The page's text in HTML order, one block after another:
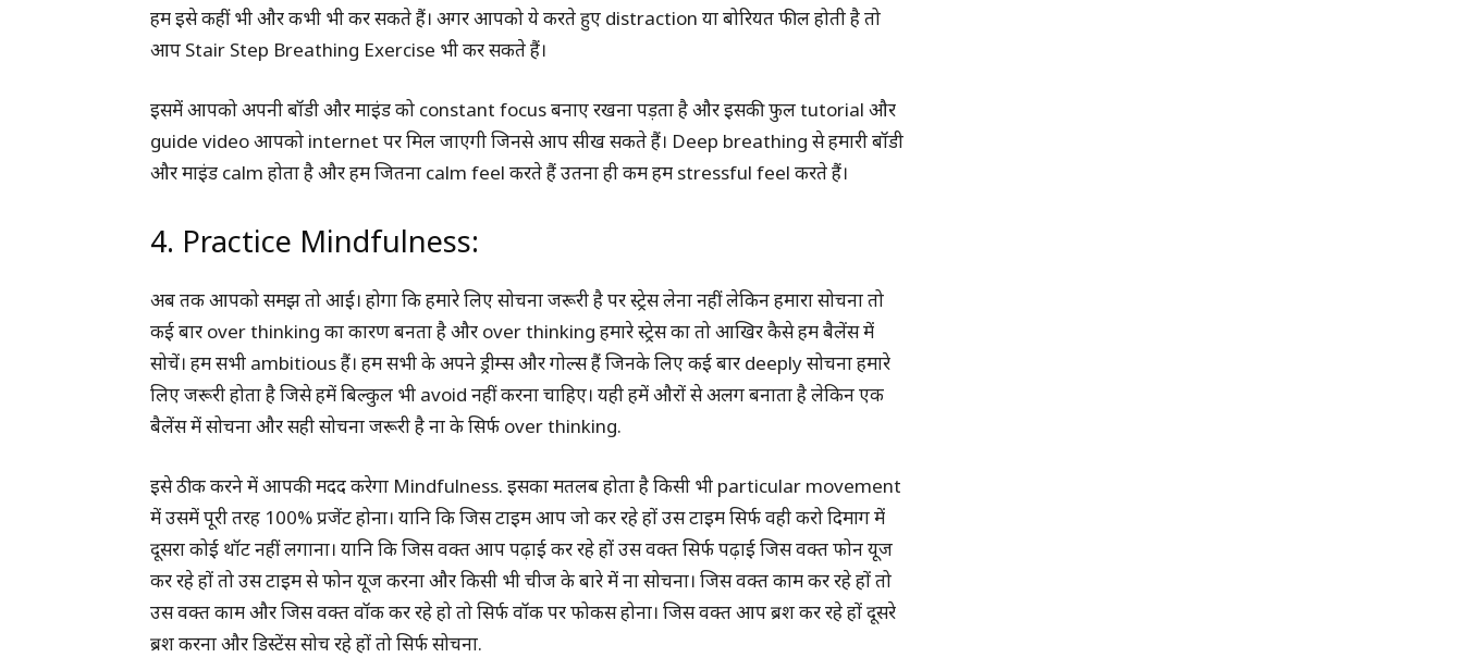
हम इसे कहीं भी और कभी भी कर सकते हैं। अगर आपको ये करते हुए distraction या बोरियत फील होती है तो
आप Stair Step Breathing Exercise भी कर सकते हैं।
इसमें आपको अपनी बॉडी और माइंड को constant focus बनाए रखना पड़ता है और इसकी फुल tutorial और
guide video आपको internet पर मिल जाएगी जिनसे आप सीख सकते हैं। Deep breathing से हमारी बॉडी
और माइंड calm होता है और हम जितना calm feel करते हैं उतना ही कम हम stressful feel करते हैं।
4. Practice Mindfulness:
अब तक आपको समझ तो आई। होगा कि हमारे लिए सोचना जरूरी है पर स्ट्रेस लेना नहीं लेकिन हमारा सोचना तो
कई बार over thinking का कारण बनता है और over thinking हमारे स्ट्रेस का तो आखिर कैसे हम बैलेंस में
सोचें। हम सभी ambitious हैं। हम सभी के अपने ड्रीम्स और गोल्स हैं जिनके लिए कई बार deeply सोचना हमारे
लिए जरूरी होता है जिसे हमें बिल्कुल भी avoid नहीं करना चाहिए। यही हमें औरों से अलग बनाता है लेकिन एक
बैलेंस में सोचना और सही सोचना जरूरी है ना के सिर्फ over thinking.
इसे ठीक करने में आपकी मदद करेगा Mindfulness. इसका मतलब होता है किसी भी particular movement
में उसमें पूरी तरह 100% प्रजेंट होना। यानि कि जिस टाइम आप जो कर रहे हों उस टाइम सिर्फ वही करो दिमाग में
दूसरा कोई थॉट नहीं लगाना। यानि कि जिस वक्त आप पढ़ाई कर रहे हों उस वक्त सिर्फ पढ़ाई जिस वक्त फोन यूज
कर रहे हों तो उस टाइम से फोन यूज करना और किसी भी चीज के बारे में ना सोचना। जिस वक्त काम कर रहे हों तो
उस वक्त काम और जिस वक्त वॉक कर रहे हो तो सिर्फ वॉक पर फोकस होना। जिस वक्त आप ब्रश कर रहे हों दूसरे
ब्रश करना और डिस्टेंस सोच रहे हों तो सिर्फ सोचना.